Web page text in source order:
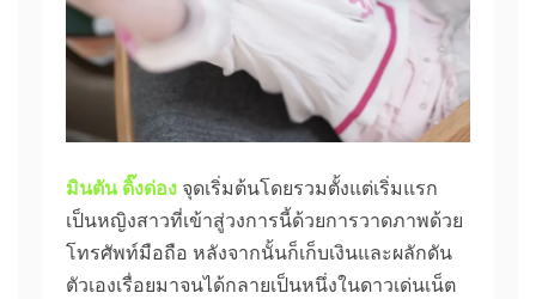
มินตัน ดิ๊งด่อง จุดเริ่มต้นโดยรวมตั้งแต่เริ่มแรก
เป็นหญิงสาวที่เข้าสู่วงการนี้ด้วยการวาดภาพด้วย
โทรศัพท์มือถือ หลังจากนั้นก็เก็บเงินและผลักดัน
ตัวเองเรื่อยมาจนได้กลายเป็นหนึ่งในดาวเด่นเน็ต